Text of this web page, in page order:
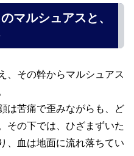
マルシュアスと、
、その幹からマルシュアス
は苦痛で歪みながらも、ど
その下では、ひざまずいた
、血は地面に流れ落ちてい